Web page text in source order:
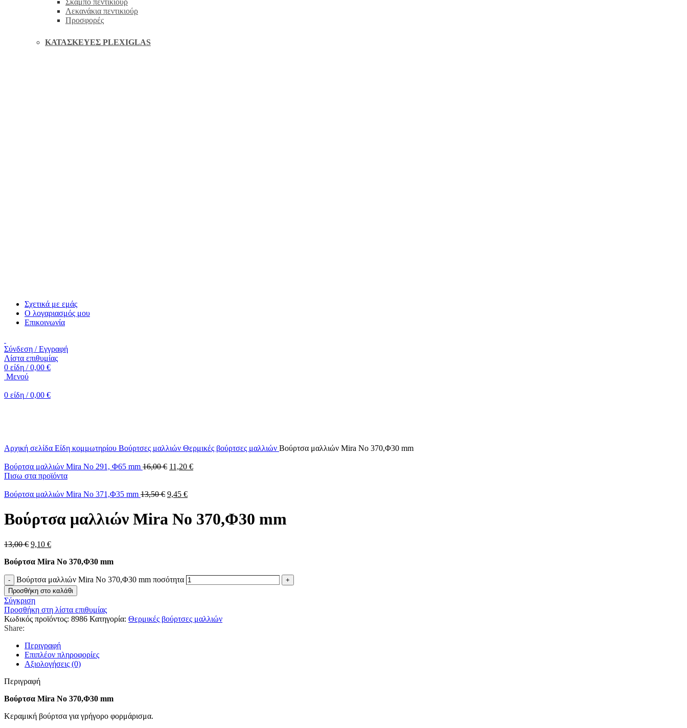
Σκαμπό πεντικιούρ
Λεκανάκια πεντικιούρ
Προσφορές
ΚΑΤΑΣΚΕΥΈΣ PLEXIGLAS
Σχετικά με εμάς
Ο λογαριασμός μου
Επικοινωνία
Σύνδεση / Εγγραφή
Λίστα επιθυμίας
0 είδη / 0,00 €
Mενού
0 είδη / 0,00 €
Αρχική σελίδα Είδη κομμωτηρίου Βούρτσες μαλλιών Θερμικές βούρτσες μαλλιών Βούρτσα μαλλιών Mira No 370,Φ30 mm
Βούρτσα μαλλιών Mira No 291, Φ65 mm 16,00€ 11,20 €
Πισω στα προϊόντα
Βούρτσα μαλλιών Mira No 371,Φ35 mm 13,50€ 9,45 €
Βούρτσα μαλλιών Mira No 370,Φ30 mm
13,00€ 9,10 €
Βούρτσα Mira No 370,Φ30 mm
Βούρτσα μαλλιών Mira No 370,Φ30 mm ποσότητα
Προσθήκη στο καλάθι
Σύγκριση
Προσθήκη στη λίστα επιθυμίας
Κωδικός προϊόντος: 8986 Κατηγορία: Θερμικές βούρτσες μαλλιών
Share:
Περιγραφή
Επιπλέον πληροφορίες
Αξιολογήσεις (0)
Περιγραφή
Βούρτσα Mira No 370,Φ30 mm
Κεραμική βούρτσα για γρήγορο φορμάρισμα.